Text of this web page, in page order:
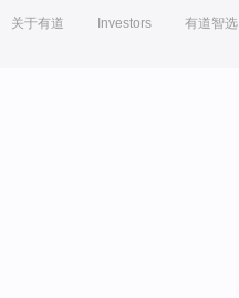
关于有道 Investors 有道智选